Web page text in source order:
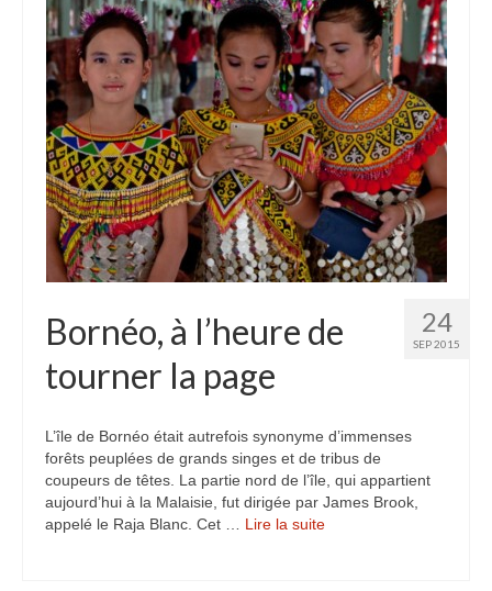
Etats-Unis
Indonésie
Malaisie
Thaïlande
Birmanie
Cambodge
Laos
Chine
Kazakhstan
Ouzbekistan
Turkmenistan
24
SEP 2015
Bornéo, à l’heure de
tourner la page
L’île de Bornéo était autrefois synonyme d’immenses
forêts peuplées de grands singes et de tribus de
coupeurs de têtes. La partie nord de l’île, qui appartient
aujourd’hui à la Malaisie, fut dirigée par James Brook,
appelé le Raja Blanc. Cet … Lire la suite­­